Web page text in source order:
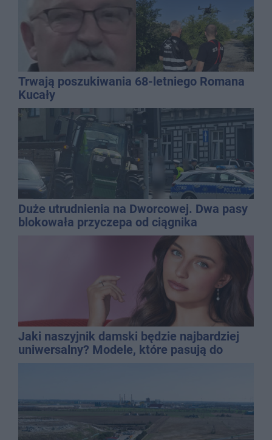
Trwają poszukiwania 68-letniego Romana
Kucały
Duże utrudnienia na Dworcowej. Dwa pasy
blokowała przyczepa od ciągnika
Jaki naszyjnik damski będzie najbardziej
uniwersalny? Modele, które pasują do